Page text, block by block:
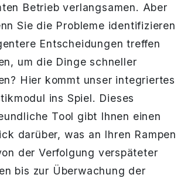
Betrieb verlangsamen. Aber
Sie die Probleme identifizieren
Entscheidungen treffen
um die Dinge schneller
Hier kommt unser integriertes
ins Spiel. Dieses
Tool gibt Ihnen einen
darüber, was an Ihren Rampen
der Verfolgung verspäteter
bis zur Überwachung der